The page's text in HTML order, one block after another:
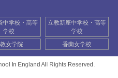
中学校・高等
学校
立教新座中学校・高等
学校
女学院 香蘭女学校
In England All Rights Reserved.